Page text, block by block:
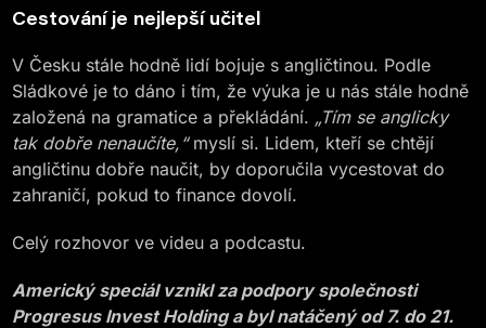
Cestování je nejlepší učitel
V Česku stále hodně lidí bojuje s angličtinou. Podle
Sládkové je to dáno i tím, že výuka je u nás stále hodně
založená na gramatice a překládání. „Tím se anglicky
tak dobře nenaučíte,“myslí si. Lidem, kteří se chtějí
angličtinu dobře naučit, by doporučila vycestovat do
zahraničí, pokud to finance dovolí.
Celý rozhovor ve videu a podcastu.
Americký speciál vznikl za podpory společnosti
Progresus Invest Holding a byl natáčený od 7. do 21.